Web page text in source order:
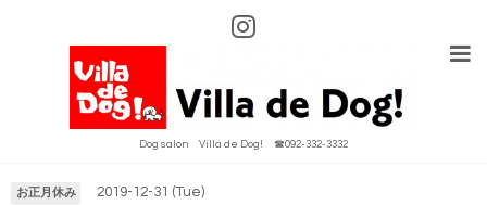
Dog salon Villa de Dog! ☎092-332-3332
お正月休み 2019-12-31 (Tue)